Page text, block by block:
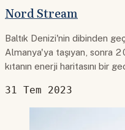
Nord Stream
Baltık Denizi'nin dibinden
Almanya'ya taşıyan, sonra
kıtanın enerji haritasını bir
31 Tem 2023